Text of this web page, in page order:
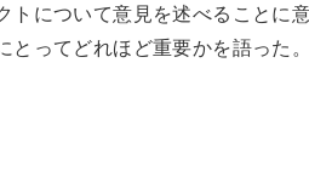
トについて意見を述べること
とってどれほど重要かを語った